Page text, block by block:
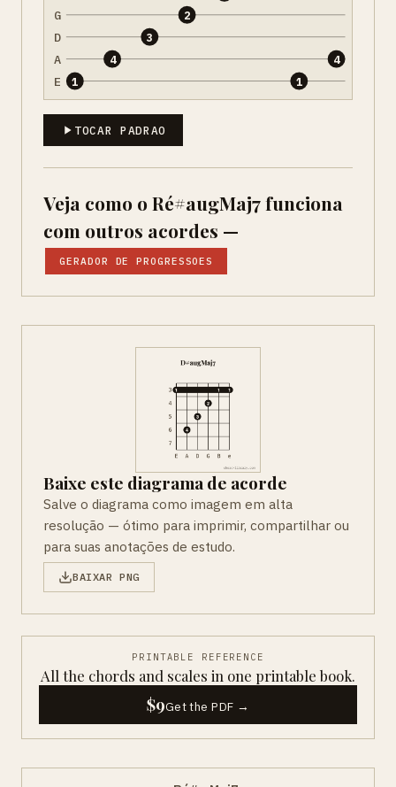
G
D
A
E
1
4
3
2
1
4
TOCAR PADRAO
Veja como o Ré#augMaj7 funciona
com outros acordes —
GERADOR DE PROGRESSOES
Baixe este diagrama de acorde
Salve o diagrama como imagem em alta
resolução — ótimo para imprimir, compartilhar ou
para suas anotações de estudo.
BAIXAR PNG
PRINTABLE REFERENCE
All the chords and scales in one printable book.
$9Get the PDF →